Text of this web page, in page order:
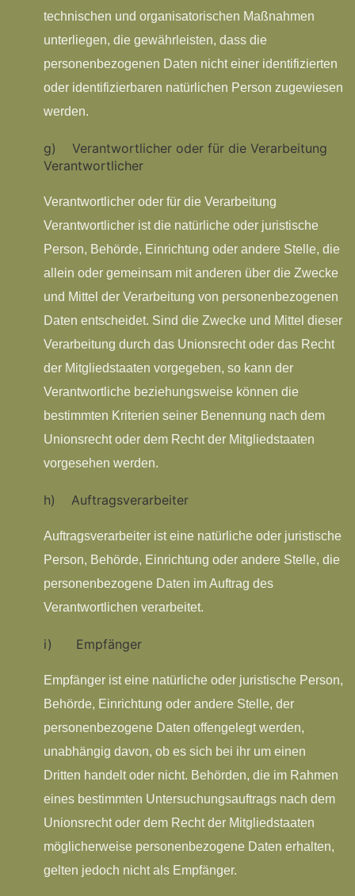
technischen und organisatorischen Maßnahmen
unterliegen, die gewährleisten, dass die
personenbezogenen Daten nicht einer identifizierten
oder identifizierbaren natürlichen Person zugewiesen
werden.
g) Verantwortlicher oder für die Verarbeitung
Verantwortlicher
Verantwortlicher oder für die Verarbeitung
Verantwortlicher ist die natürliche oder juristische
Person, Behörde, Einrichtung oder andere Stelle, die
allein oder gemeinsam mit anderen über die Zwecke
und Mittel der Verarbeitung von personenbezogenen
Daten entscheidet. Sind die Zwecke und Mittel dieser
Verarbeitung durch das Unionsrecht oder das Recht
der Mitgliedstaaten vorgegeben, so kann der
Verantwortliche beziehungsweise können die
bestimmten Kriterien seiner Benennung nach dem
Unionsrecht oder dem Recht der Mitgliedstaaten
vorgesehen werden.
h) Auftragsverarbeiter
Auftragsverarbeiter ist eine natürliche oder juristische
Person, Behörde, Einrichtung oder andere Stelle, die
personenbezogene Daten im Auftrag des
Verantwortlichen verarbeitet.
i) Empfänger
Empfänger ist eine natürliche oder juristische Person,
Behörde, Einrichtung oder andere Stelle, der
personenbezogene Daten offengelegt werden,
unabhängig davon, ob es sich bei ihr um einen
Dritten handelt oder nicht. Behörden, die im Rahmen
eines bestimmten Untersuchungsauftrags nach dem
Unionsrecht oder dem Recht der Mitgliedstaaten
möglicherweise personenbezogene Daten erhalten,
gelten jedoch nicht als Empfänger.